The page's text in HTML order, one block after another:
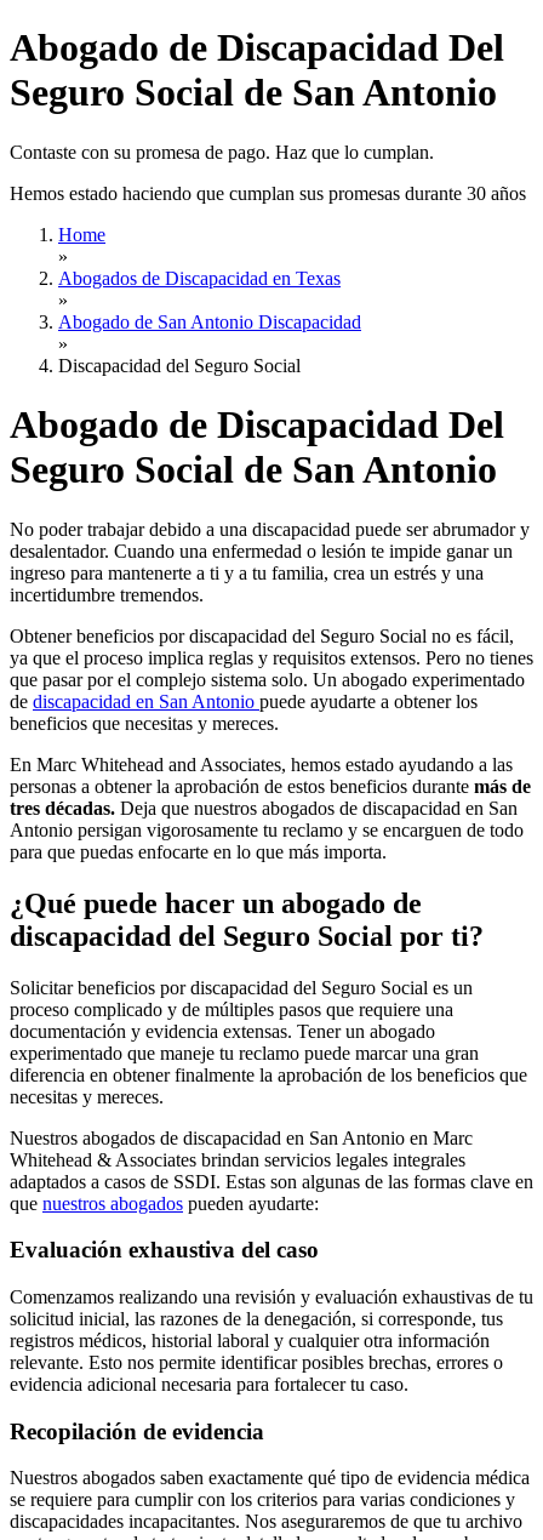
Abogado de Discapacidad Del
Seguro Social de San Antonio
Contaste con su promesa de pago. Haz que lo cumplan.
Hemos estado haciendo que cumplan sus promesas durante 30 años
Home
»
Abogados de Discapacidad en Texas
»
Abogado de San Antonio Discapacidad
»
Discapacidad del Seguro Social
Abogado de Discapacidad Del
Seguro Social de San Antonio
No poder trabajar debido a una discapacidad puede ser abrumador y
desalentador. Cuando una enfermedad o lesión te impide ganar un
ingreso para mantenerte a ti y a tu familia, crea un estrés y una
incertidumbre tremendos.
Obtener beneficios por discapacidad del Seguro Social no es fácil,
ya que el proceso implica reglas y requisitos extensos. Pero no tienes
que pasar por el complejo sistema solo. Un abogado experimentado
de discapacidad en San Antonio puede ayudarte a obtener los
beneficios que necesitas y mereces.
En Marc Whitehead and Associates, hemos estado ayudando a las
personas a obtener la aprobación de estos beneficios durante más de
tres décadas. Deja que nuestros abogados de discapacidad en San
Antonio persigan vigorosamente tu reclamo y se encarguen de todo
para que puedas enfocarte en lo que más importa.
¿Qué puede hacer un abogado de
discapacidad del Seguro Social por ti?
Solicitar beneficios por discapacidad del Seguro Social es un
proceso complicado y de múltiples pasos que requiere una
documentación y evidencia extensas. Tener un abogado
experimentado que maneje tu reclamo puede marcar una gran
diferencia en obtener finalmente la aprobación de los beneficios que
necesitas y mereces.
Nuestros abogados de discapacidad en San Antonio en Marc
Whitehead & Associates brindan servicios legales integrales
adaptados a casos de SSDI. Estas son algunas de las formas clave en
que nuestros abogados pueden ayudarte:
Evaluación exhaustiva del caso
Comenzamos realizando una revisión y evaluación exhaustivas de tu
solicitud inicial, las razones de la denegación, si corresponde, tus
registros médicos, historial laboral y cualquier otra información
relevante. Esto nos permite identificar posibles brechas, errores o
evidencia adicional necesaria para fortalecer tu caso.
Recopilación de evidencia
Nuestros abogados saben exactamente qué tipo de evidencia médica
se requiere para cumplir con los criterios para varias condiciones y
discapacidades incapacitantes. Nos aseguraremos de que tu archivo